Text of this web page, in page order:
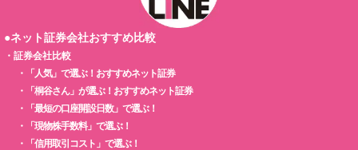
●ネット証券会社おすすめ比較
・ 証券会社比較
・
「人気」で選ぶ！おすすめネット証券
・
「桐谷さん」が選ぶ！おすすめネット証券
・
「最短の口座開設日数」で選ぶ！
・
「現物株手数料」で選ぶ！
・
「信用取引コスト」で選ぶ！